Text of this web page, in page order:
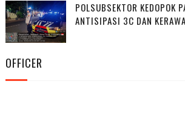
POLSUBSEKTOR KEDOPOK
ANTISIPASI 3C DAN
OFFICER